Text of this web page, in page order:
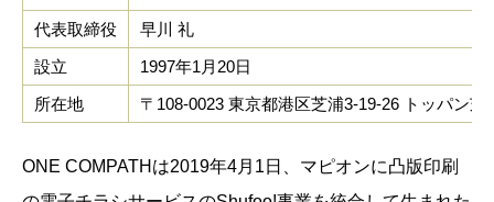
代表取締役
早川 礼
設立
1997年1月20日
所在地
〒108-0023 東京都港区芝浦3-19-26 トッパン芝
ONE COMPATHは2019年4月1日、マピオンに凸版印刷